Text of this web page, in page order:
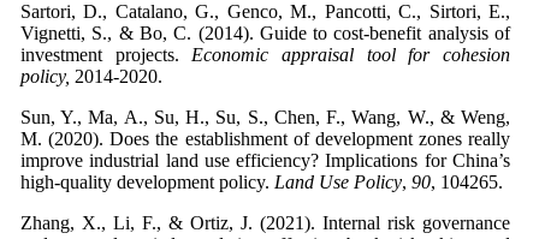
Sartori, D., Catalano, G., Genco, M., Pancotti, C., Sirtori, E.,
Vignetti, S., & Bo, C. (2014). Guide to cost-benefit analysis of
investment projects. Economic appraisal tool for cohesion
policy,
Sun, Y., Ma, A., Su, H., Su, S., Chen, F., Wang, W., & Weng,
M. (2020). Does the establishment of development zones really
improve industrial land use efficiency? Implications for China’s
high-quality development policy. Land Use Policy, 90
Zhang, X., Li, F., & Ortiz, J. (2021). Internal risk governance